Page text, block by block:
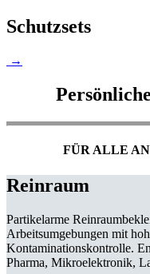
Schutzsets
→
FÜR ALLE
Reinraum
Partikelarme
Arbeitsumgebungen mit
Kontaminationskontrolle.
Pharma, Mikroelektronik,